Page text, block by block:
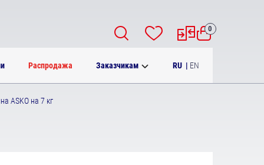
Распродажа Заказчикам RU | EN
0
ASKO на 7 кг